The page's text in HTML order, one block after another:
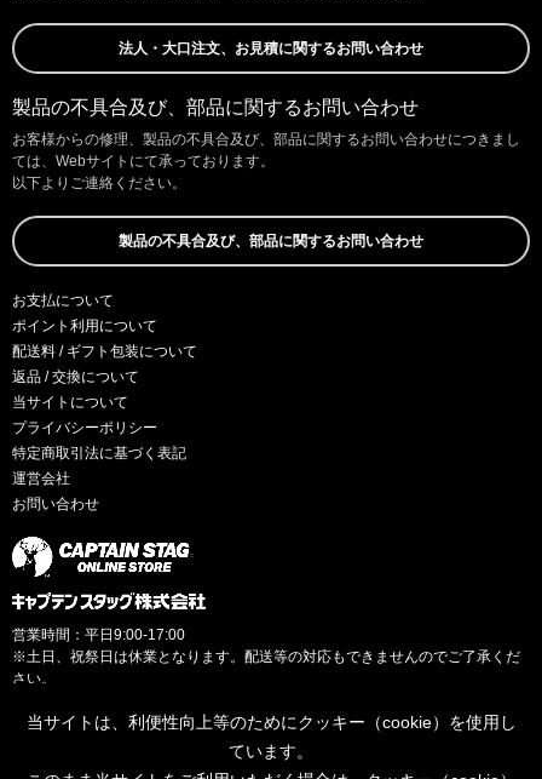
法人・大口注文、お見積に関するお問い合わせ
製品の不具合及び、部品に関するお問い合わせ
お客様からの修理、製品の不具合及び、部品に関するお問い合わせにつきまし
ては、Webサイトにて承っております。
以下よりご連絡ください。
製品の不具合及び、部品に関するお問い合わせ
お支払について
ポイント利用について
配送料 / ギフト包装について
返品 / 交換について
当サイトについて
プライバシーポリシー
特定商取引法に基づく表記
運営会社
お問い合わせ
営業時間：平日9:00-17:00
※土日、祝祭日は休業となります。配送等の対応もできませんのでご了承くだ
さい。
当サイトは、利便性向上等のためにクッキー（cookie）を使用し
ています。